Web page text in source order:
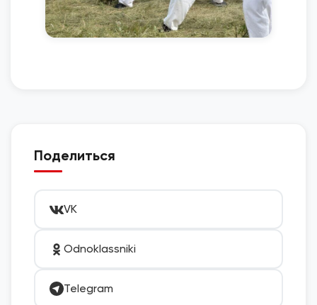
Поделиться
VK
Odnoklassniki
Telegram